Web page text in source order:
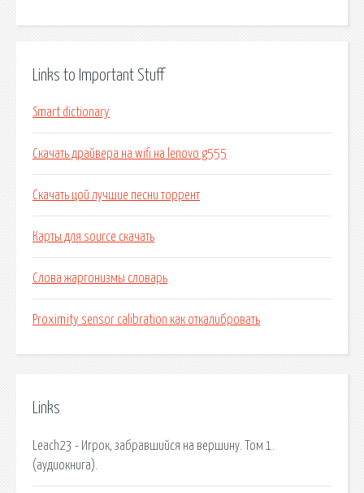
Links to Important Stuff
Smart dictionary
Скачать драйвера на wifi на lenovo g555
Скачать цой лучшие песни торрент
Карты для source скачать
Слова жаргонизмы словарь
Proximity sensor calibration как откалибровать
Links
Leach23 - Игрок, забравшийся на вершину. Том 1.
(аудиокнига).